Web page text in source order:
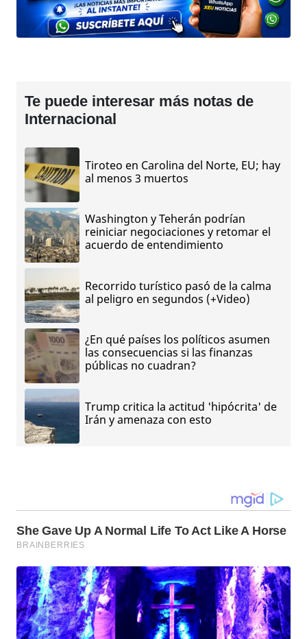
Te puede interesar más notas de
Internacional
Tiroteo en Carolina del Norte, EU; hay
al menos 3 muertos
Washington y Teherán podrían
reiniciar negociaciones y retomar el
acuerdo de entendimiento
Recorrido turístico pasó de la calma
al peligro en segundos (+Video)
¿En qué países los políticos asumen
las consecuencias si las finanzas
públicas no cuadran?
Trump critica la actitud 'hipócrita' de
Irán y amenaza con esto